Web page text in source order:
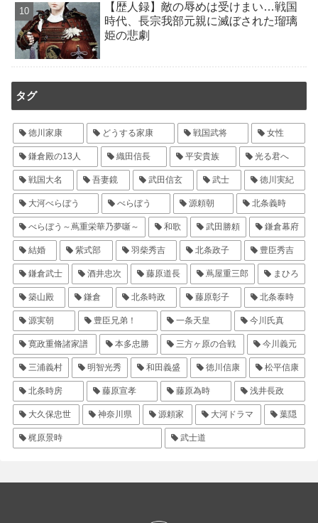
【歴人録】敵の辱めは受けまい…戦国
時代、長宗我部元親に滅ぼされた瑠璃
姫の悲劇
タグ
徳川家康 どうする家康 戦国武将 女性
鎌倉殿の13人 織田信長 平安貴族 光る君へ
戦国大名 吾妻鏡 武田信玄 武士 徳川実紀
大河べらぼう べらぼう 源頼朝 北条義時
べらぼう～蔦重栄華乃夢噺～ 和歌 武田勝頼 鎌倉幕府
結婚 紫式部 羽柴秀吉 北条政子 豊臣秀吉
鎌倉武士 酒井忠次 藤原道長 蔦屋重三郎 まひろ
築山殿 鎌倉 北条時政 藤原彰子 北条泰時
源実朝 豊臣兄弟！ 一条天皇 今川氏真
寛政重脩諸家譜 本多忠勝 三方ヶ原の合戦 今川義元
三浦義村 明智光秀 和田義盛 徳川信康 松平信康
北条時房 藤原宣孝 藤原為時 浅井長政
大久保忠世 神奈川県 源頼家 大河ドラマ 葉隠
梶原景時 武士道